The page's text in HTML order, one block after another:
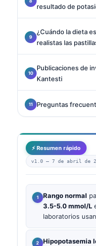
resultado de
¿Cuándo la dieta
realistas las
Publicaciones de
Kantesti
Preguntas
⚡ Resumen rápido
v1.0 — 7 de abril de
Rango normal
3.5-5.0 mmol/L
laboratorios usan
Hipopotasemia